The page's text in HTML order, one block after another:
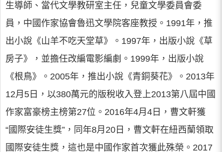
生導師、當代文學教研室主任，兒童文學委員會委
員，中國作家協會魯迅文學院客座教授。1991年，推
出小說《山羊不吃天堂草》。1997年，出版小說《草
房子》，並擔任改編電影編劇。1999年，出版小說
《根鳥》。2005年，推出小說《青銅葵花》。2013年
12月5日，以380萬元的版稅收入登上2013第八屆中國
作家富豪榜主榜第27位。2016年4月4日，曹文軒獲
“國際安徒生獎”，同年8月20日，曹文軒在紐西蘭領取
國際安徒生獎，這也是中國作家首次獲此殊榮。2017